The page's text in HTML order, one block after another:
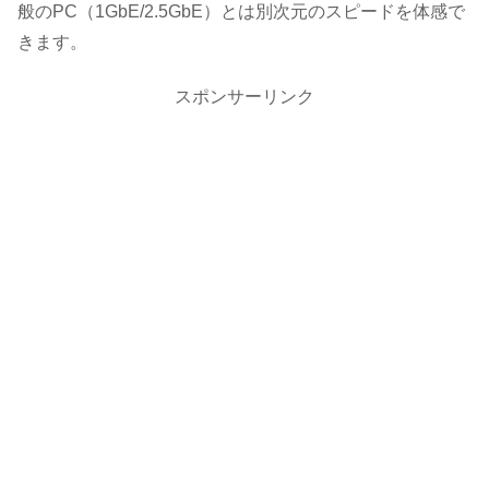
般のPC（1GbE/2.5GbE）とは別次元のスピードを体感で
きます。
スポンサーリンク